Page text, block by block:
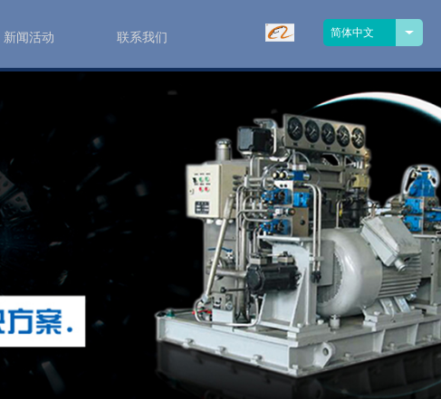
新闻活动 联系我们 简体中文